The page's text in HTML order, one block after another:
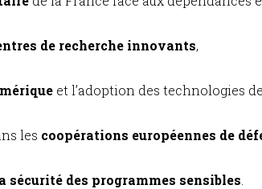
de recherche innovants,
et l’adoption des technologies
les coopérations européennes de
des programmes sensibles